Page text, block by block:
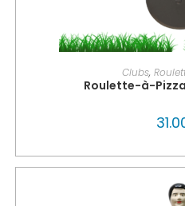
Clubs,
Roulette-à-Pizza